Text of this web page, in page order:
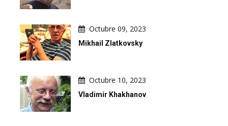
Octubre 09, 2023
Mikhail Zlatkovsky
Octubre 10, 2023
Vladimir Khakhanov